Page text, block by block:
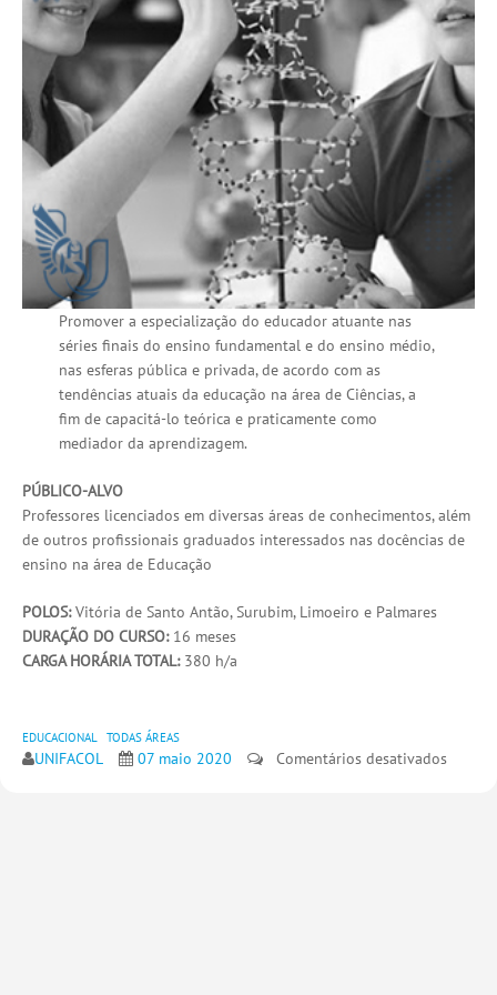
Promover a especialização do educador atuante nas
séries finais do ensino fundamental e do ensino médio,
nas esferas pública e privada, de acordo com as
tendências atuais da educação na área de Ciências, a
fim de capacitá-lo teórica e praticamente como
mediador da aprendizagem.
PÚBLICO-ALVO
Professores licenciados em diversas áreas de conhecimentos, além
de outros profissionais graduados interessados nas docências de
ensino na área de Educação
POLOS:Vitória de Santo Antão, Surubim, Limoeiro e Palmares
DURAÇÃO DO CURSO:16 meses
CARGA HORÁRIA TOTAL:380 h/a
EDUCACIONAL TODAS ÁREAS
UNIFACOL 07 maio 2020 Comentários desativadosem